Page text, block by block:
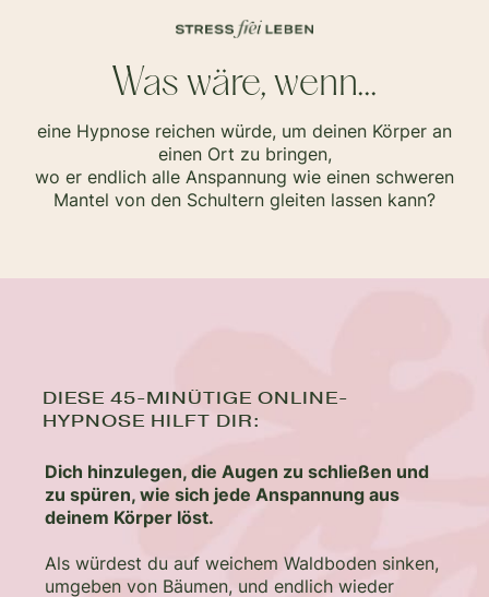
Was wäre, wenn...
eine Hypnose reichen würde, um deinen Körper an
einen Ort zu bringen,
wo er endlich alle Anspannung wie einen schweren
Mantel von den Schultern gleiten lassen kann?
DIESE 45-MINÜTIGE ONLINE-
HYPNOSE HILFT DIR:
Dich hinzulegen, die Augen zu schließen und
zu spüren, wie sich jede Anspannung aus
deinem Körper löst.
Als würdest du auf weichem Waldboden sinken,
umgeben von Bäumen, und endlich wieder